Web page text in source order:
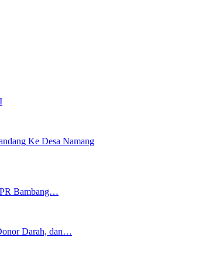
Ke Desa Namang
Bambang…
Darah, dan…